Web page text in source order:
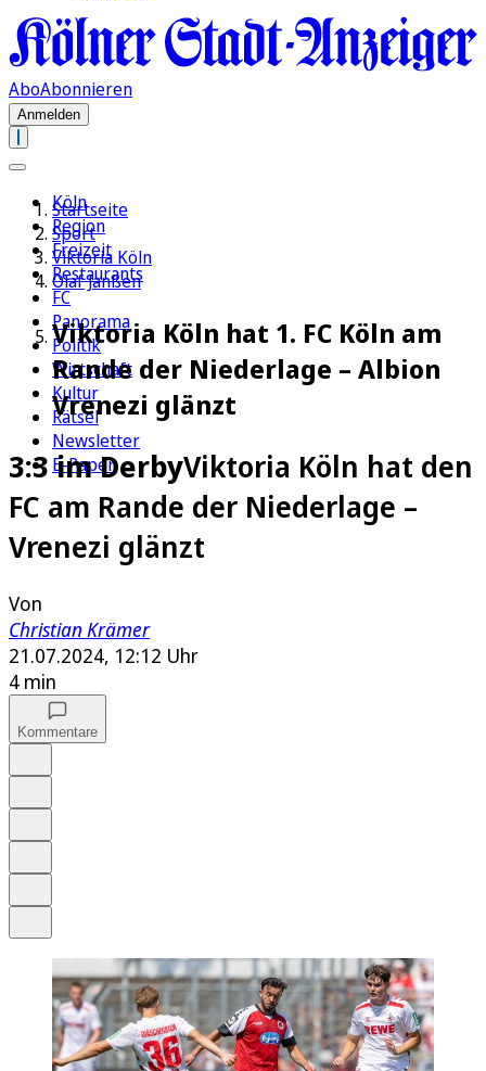
AboAbonnieren
Anmelden
Köln
Region
Freizeit
Restaurants
FC
Panorama
Politik
Wirtschaft
Kultur
Rätsel
Newsletter
E-Paper
Startseite
Sport
Viktoria Köln
Olaf Janßen
Viktoria Köln hat 1. FC Köln am
Rande der Niederlage – Albion
Vrenezi glänzt
3:3 im DerbyViktoria Köln hat den
FC am Rande der Niederlage –
Vrenezi glänzt
Von
Christian Krämer
21.07.2024, 12:12 Uhr
4 min
Kommentare